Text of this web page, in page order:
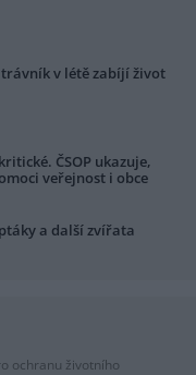
v létě zabíjí život
ČSOP ukazuje,
veřejnost i obce
a další zvířata
ochranu životního